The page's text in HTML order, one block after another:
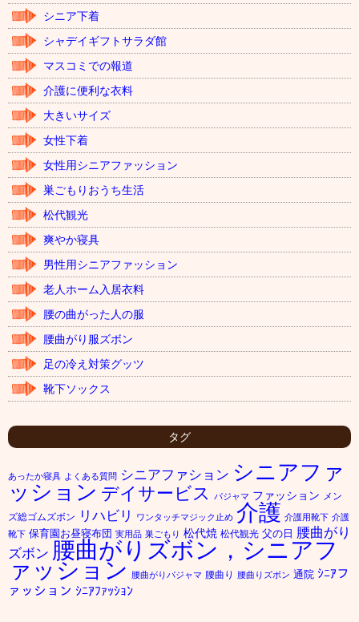
シニア下着
シャデイギフトサラダ館
マスコミでの報道
介護に便利な衣料
大きいサイズ
女性下着
女性用シニアファッション
巣ごもりおうち生活
松代観光
爽やか寝具
男性用シニアファッション
老人ホーム入居衣料
腰の曲がった人の服
腰曲がり服ズボン
足の冷え対策グッツ
靴下ソックス
タグ
あったか寝具 よくある質問 シニアファション シニアファ
ッション デイサービス パジャマ ファッション メン
ズ総ゴムズボン
リハビリ ワンタッチマジック止め 介護 介護用靴下 介護
靴下 保育園お昼寝布団 実用品 巣ごもり 松代焼 松代観光 父の日 腰曲がり
ズボン 腰曲がりズボン，シニアフ
ァッション 腰曲がりパジャマ 腰曲り 腰曲りズボン 通院 ｼﾆｱフ
ァッション ｼﾆｱﾌｧｯｼｮﾝ